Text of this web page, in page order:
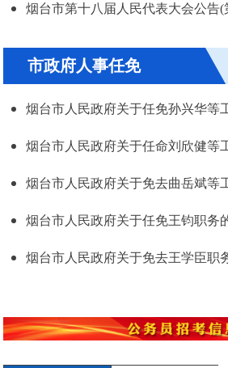
烟台市第十八届人民代表大会公告(
市政府人事任免
烟台市人民政府关于任免王钧职务
烟台市人民政府关于免去王学臣职